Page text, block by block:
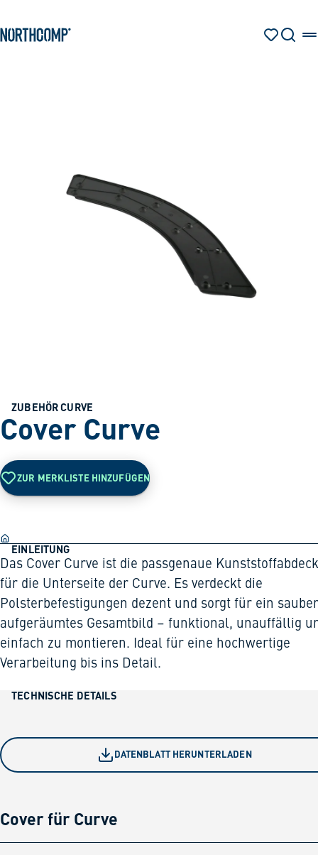
Zur Navigation springen
SUCHE
ZUBEHÖR CURVE
Cover Curve
ZUR MERKLISTE HINZUFÜGEN
EINLEITUNG
Das Cover Curve ist die passgenaue
für die Unterseite der Curve. Es verdeckt die
Polsterbefestigungen dezent und sorgt für ein
aufgeräumtes Gesamtbild – funktional, unauffällig
einfach zu montieren. Ideal für eine hochwertige
Verarbeitung bis ins Detail.
TECHNISCHE DETAILS
DATENBLATT HERUNTERLADEN
Cover für Curve